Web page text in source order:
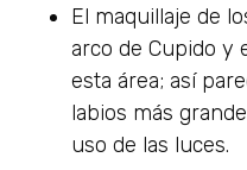
El maquillaje de
arco de Cupido y
esta área; así
labios más
uso de las luces.